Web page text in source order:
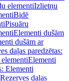
elementiIzlietņu
Bidē
Pisuāru
Elementi dušām
dušām ar
daļas paredzētas:
Elementi
Elementi
Rezerves daļas